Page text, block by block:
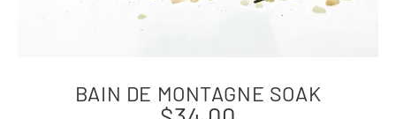
BAIN DE MONTAGNE SOAK